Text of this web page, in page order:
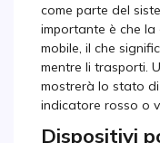
come parte del
importante è che
mobile, il che
mentre li trasporti.
mostrerà lo stato
indicatore rosso o
Dispositivi